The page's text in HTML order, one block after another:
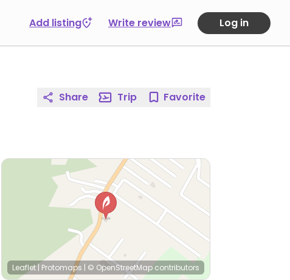
Add listing Write review Log in
Share Trip Favorite
Leaflet| Protomaps | © OpenStreetMap contributors